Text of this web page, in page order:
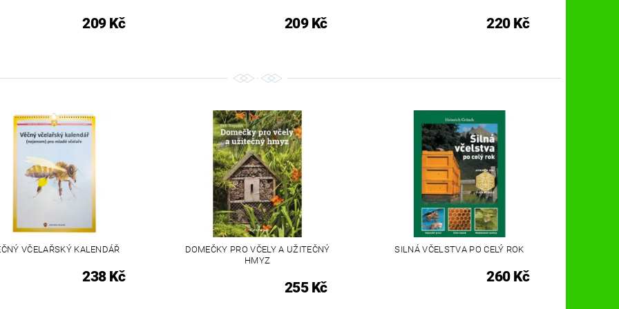
209 Kč 209 Kč 220 Kč
VČELAŘSKÝ KALENDÁŘ
238 Kč
DOMEČKY PRO VČELY A UŽITEČNÝ
HMYZ
255 Kč
SILNÁ VČELSTVA PO CELÝ ROK
260 Kč